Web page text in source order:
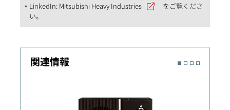
LinkedIn: Mitsubishi Heavy Industries
をご覧くださ
い。
関連情報